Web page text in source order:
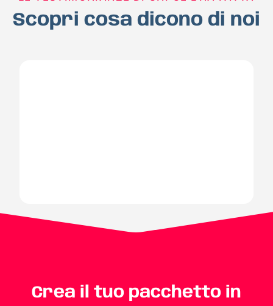
Scopri cosa dicono di noi
Crea il tuo pacchetto in